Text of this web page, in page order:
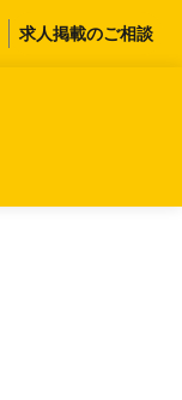
求人掲載のご相談